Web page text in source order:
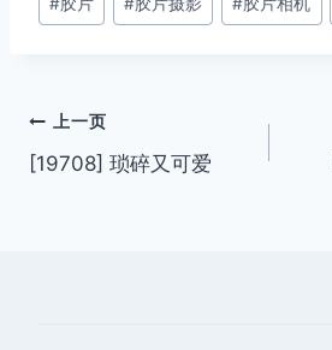
标
#胶片 #胶片摄影 #胶片相机
文
章
上一页
[19708] 琐碎又可爱